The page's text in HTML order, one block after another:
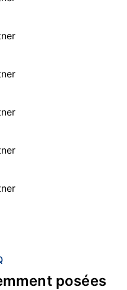
posées